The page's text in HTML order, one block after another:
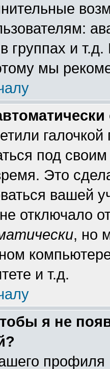
группах и
мы
галочкой
под
Это
вашей
отключало
, но
и т.д.
я не